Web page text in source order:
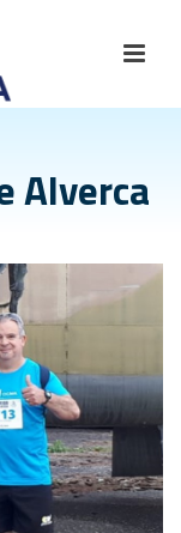
Alverca